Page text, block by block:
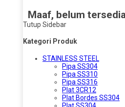
Maaf, belum
Tutup Sidebar
Kategori Produk
STAINLESS STEEL
Pipa SS304
Pipa SS310
Pipa SS316
Plat 3CR12
Plat Bordes SS304
Plat SS304